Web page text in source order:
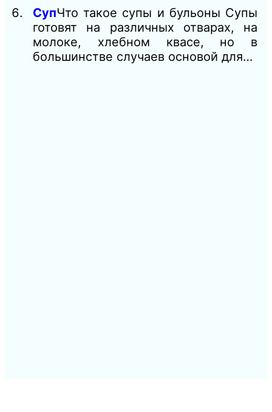
СупЧто такое супы и бульоны Супы
готовят на различных отварах, на
молоке, хлебном квасе, но в
большинстве случаев основой для…